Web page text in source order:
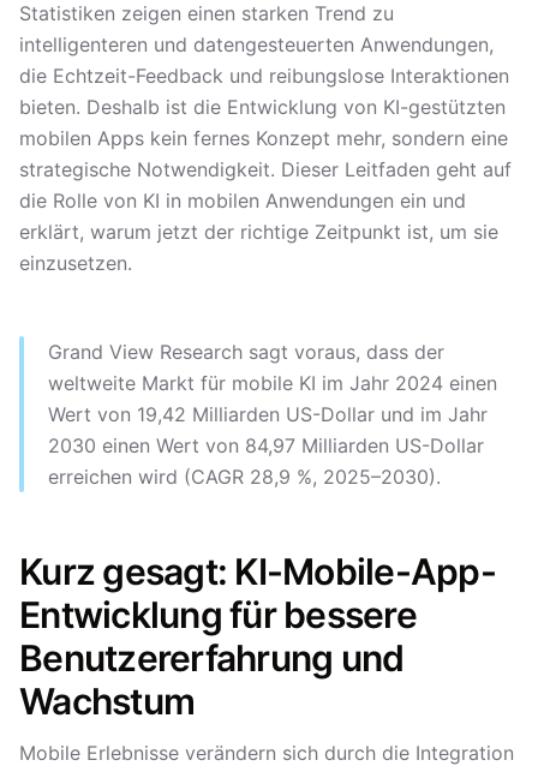
Statistiken zeigen einen starken Trend zu
intelligenteren und datengesteuerten Anwendungen,
die Echtzeit-Feedback und reibungslose Interaktionen
bieten. Deshalb ist die Entwicklung von KI-gestützten
mobilen Apps kein fernes Konzept mehr, sondern eine
strategische Notwendigkeit. Dieser Leitfaden geht auf
die Rolle von KI in mobilen Anwendungen ein und
erklärt, warum jetzt der richtige Zeitpunkt ist, um sie
einzusetzen.
Grand View Research sagt voraus, dass der
weltweite Markt für mobile KI im Jahr 2024 einen
Wert von 19,42 Milliarden US-Dollar und im Jahr
2030 einen Wert von 84,97 Milliarden US-Dollar
erreichen wird (CAGR 28,9 %, 2025–2030).
Kurz gesagt: KI-Mobile-App-
Entwicklung für bessere
Benutzererfahrung und
Wachstum
Mobile Erlebnisse verändern sich durch die Integration